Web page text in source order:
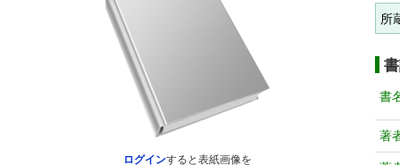
ログインすると表紙画像を
所
書
著